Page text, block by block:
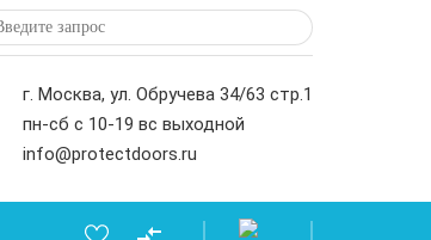
г. Москва, ул. Обручева 34/63 стр.1
пн-сб с 10-19 вс выходной
info@protectdoors.ru